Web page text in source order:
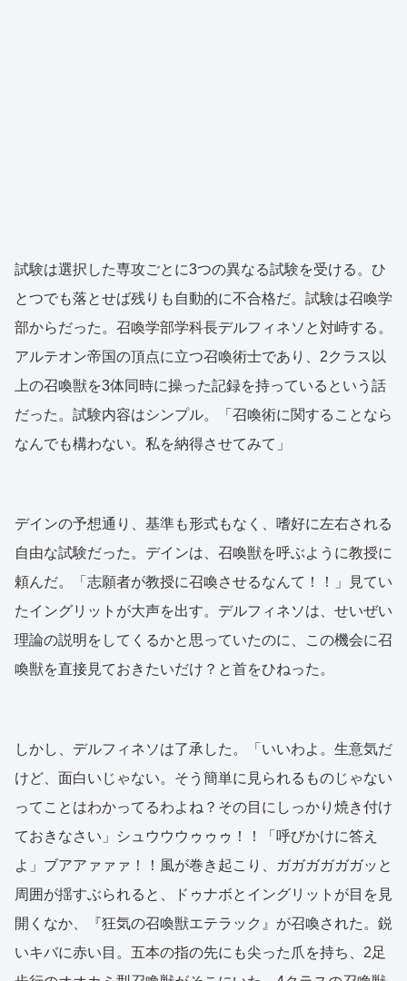
試験は選択した専攻ごとに3つの異なる試験を受ける。ひ
とつでも落とせば残りも自動的に不合格だ。試験は召喚学
部からだった。召喚学部学科長デルフィネソと対峙する。
アルテオン帝国の頂点に立つ召喚術士であり、2クラス以
上の召喚獣を3体同時に操った記録を持っているという話
だった。試験内容はシンプル。「召喚術に関することなら
なんでも構わない。私を納得させてみて」
デインの予想通り、基準も形式もなく、嗜好に左右される
自由な試験だった。デインは、召喚獣を呼ぶように教授に
頼んだ。「志願者が教授に召喚させるなんて！！」見てい
たイングリットが大声を出す。デルフィネソは、せいぜい
理論の説明をしてくるかと思っていたのに、この機会に召
喚獣を直接見ておきたいだけ？と首をひねった。
しかし、デルフィネソは了承した。「いいわよ。生意気だ
けど、面白いじゃない。そう簡単に見られるものじゃない
ってことはわかってるわよね？その目にしっかり焼き付け
ておきなさい」シュウウウゥゥゥ！！「呼びかけに答え
よ」ブアアァァァ！！風が巻き起こり、ガガガガガガッと
周囲が揺すぶられると、ドゥナボとイングリットが目を見
開くなか、『狂気の召喚獣エテラック』が召喚された。鋭
いキバに赤い目。五本の指の先にも尖った爪を持ち、2足